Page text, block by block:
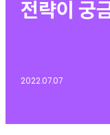
전략이 궁
2022.07.07